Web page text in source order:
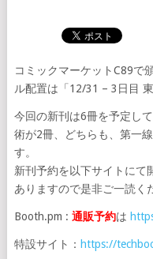
コミックマーケットC89で
ル配置は「12/31 – 3日目
今回の新刊は6冊を予定し
術が2冊、どちらも、第一
す。
新刊予約を以下サイトにて
ありますので是非ご一読く
Booth.pm : 通販予約は
特設サイト： https://